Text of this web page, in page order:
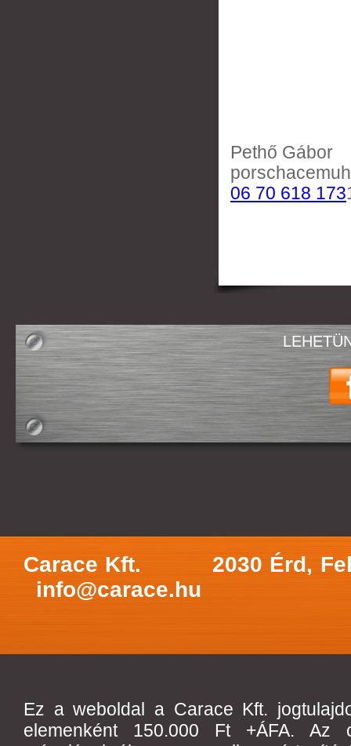
Pethő Gábor
06 70 618 173
Carace Kft.
2030 Érd,
info@carace.hu
Ez a weboldal a Carace Kft.
elemenként 150.000 Ft +ÁFA. Az